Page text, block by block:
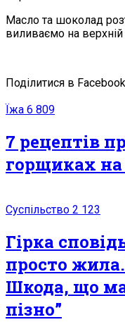
Масло та шоколад
виливаємо на
Поділитися в Facebook
Їжа 6 809
7 рецептів
горщиках
Суспільство 2 123
Гiрка
просто
Шкода, що
пізно”